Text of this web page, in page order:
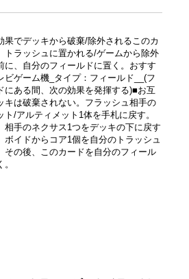
果でデッキから破棄/除外されるこのカ
トラッシュに置かれる/ゲームから除外
に、自分のフィールドに置く。おすす
ビゲーム機_タイプ：フィールド__(フ
にある間、次の効果を発揮する)■お互
キは破棄されない。フラッシュ相手の
ト/アルティメット1体を手札に戻す。
相手のネクサス1つをデッキの下に戻す
ボイドからコア1個を自分のトラッシュ
その後、このカードを自分のフィール